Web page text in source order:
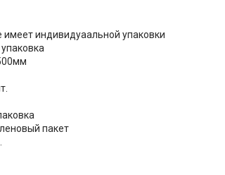
имеет индивидуаальной упаковки
пакет